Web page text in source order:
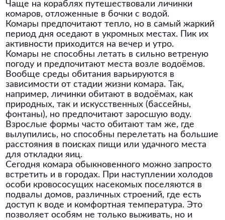
Чаще на кораблях путешествовали личинки
комаров, отложенные в бочки с водой.
Комары предпочитают тепло, но в самый жаркий
период дня оседают в укромных местах. Пик их
активности приходится на вечер и утро.
Комары не способны летать в сильно ветреную
погоду и предпочитают места возле водоёмов.
Вообще среды обитания варьируются в
зависимости от стадии жизни комара. Так,
например, личинки обитают в водоёмах, как
природных, так и искусственных (бассейны,
фонтаны), но предпочитают заросшую воду.
Взрослые формы часто обитают там же, где
вылупились, но способны перелетать на большие
расстояния в поисках пищи или удачного места
для откладки яиц.
Сегодня комара обыкновенного можно запросто
встретить и в городах. При наступлении холодов
особи кровососущих насекомых поселяются в
подвалы домов, различных строений, где есть
доступ к воде и комфортная температура. Это
позволяет особям не только выживать, но и